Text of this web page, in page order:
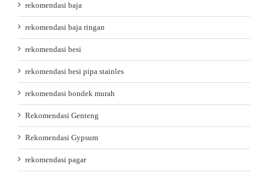
rekomendasi baja
rekomendasi baja ringan
rekomendasi besi
rekomendasi besi pipa stainles
rekomendasi bondek murah
Rekomendasi Genteng
Rekomendasi Gypsum
rekomendasi pagar